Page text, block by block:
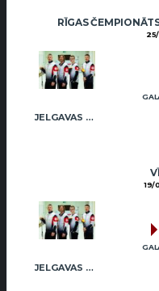
RĪGAS
JELGAVAS MAIZNIEKS
19/
JELGAVAS MAIZNIEKS